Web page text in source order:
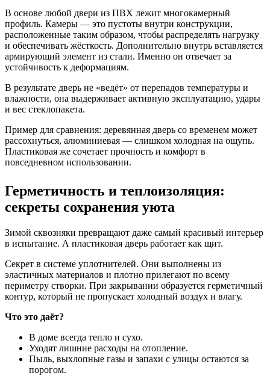
В основе любой двери из ПВХ лежит многокамерный
профиль. Камеры — это пустоты внутри конструкции,
расположенные таким образом, чтобы распределять нагрузку
и обеспечивать жёсткость. Дополнительно внутрь вставляется
армирующий элемент из стали. Именно он отвечает за
устойчивость к деформациям.
В результате дверь не «ведёт» от перепадов температуры и
влажности, она выдерживает активную эксплуатацию, удары
и вес стеклопакета.
Пример для сравнения: деревянная дверь со временем может
рассохнуться, алюминиевая — слишком холодная на ощупь.
Пластиковая же сочетает прочность и комфорт в
повседневном использовании.
Герметичность и теплоизоляция:
секреты сохранения уюта
Зимой сквозняки превращают даже самый красивый интерьер
в испытание. А пластиковая дверь работает как щит.
Секрет в системе уплотнителей. Они выполнены из
эластичных материалов и плотно прилегают по всему
периметру створки. При закрывании образуется герметичный
контур, который не пропускает холодный воздух и влагу.
Что это даёт?
В доме всегда тепло и сухо.
Уходят лишние расходы на отопление.
Пыль, выхлопные газы и запахи с улицы остаются за
порогом.